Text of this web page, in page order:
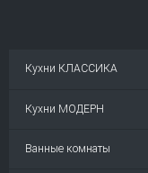
Кухни КЛАССИКА
Кухни МОДЕРН
Ванные комнаты